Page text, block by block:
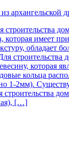
архангельской
которая имеет
обладает
которая
кольца
1-2мм).
[…]